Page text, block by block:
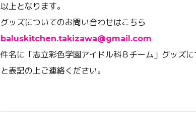
以上となります。
グッズについてのお問い合わせはこちら
baluskitchen.takizawa@gmail.com
件名に「志立彩色学園アイドル科Ｂチーム 」グッズ
と表記の上ご連絡ください。